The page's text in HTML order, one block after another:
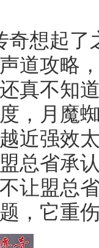
想起了
道攻略
真不知
，月魔
近强效
总省承
让盟总
，它重